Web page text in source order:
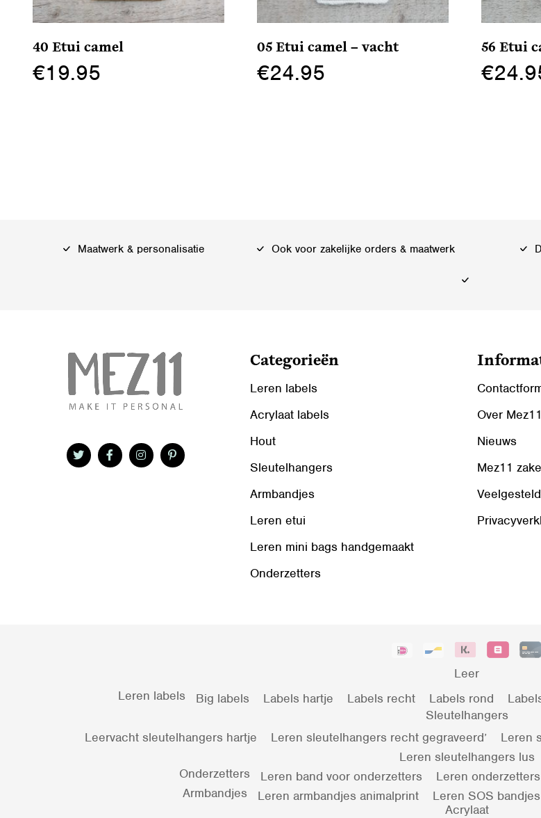
40 Etui camel
€19.95
05 Etui camel – vacht
€24.95
56 Etui
€
Maatwerk & personalisatie Ook voor zakelijke orders & maatwerk
Categorieën
Leren labels
Acrylaat labels
Hout
Sleutelhangers
Armbandjes
Leren etui
Leren mini bags handgemaakt
Onderzetters
Over Mez11
Nieuws
Mez11
Leer
Leren labels
Big labels Labels hartje Labels recht Labels rond
Sleutelhangers
Leervacht sleutelhangers hartje
Leren sleutelhangers recht gegraveerd’ Leren
Leren sleutelhangers lus
Onderzetters
Leren band voor onderzetters Leren
Armbandjes
Leren armbandjes animalprint Leren SOS
Acrylaat